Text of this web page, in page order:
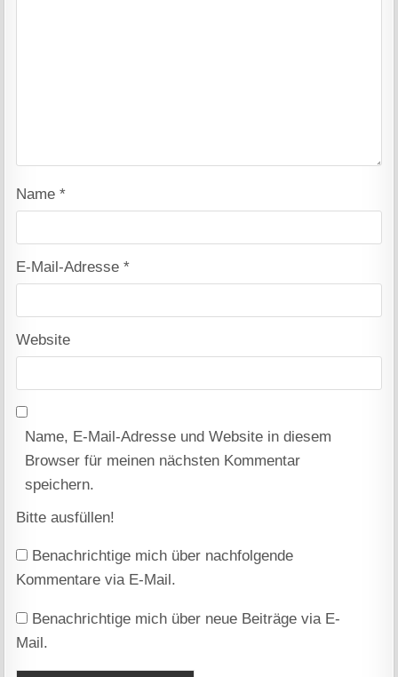
Name*
E-Mail-Adresse*
Website
Name, E-Mail-Adresse und Website in diesem
Browser für meinen nächsten Kommentar
speichern.
Bitte ausfüllen!
Benachrichtige mich über nachfolgende
Kommentare via E-Mail.
Benachrichtige mich über neue Beiträge via E-
Mail.